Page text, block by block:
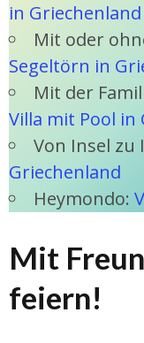
in Griechenland
Mit oder
Segeltörn in
Mit der
Villa mit Pool in
Von Insel zu
Griechenland
Heymondo:
Mit
feiern!